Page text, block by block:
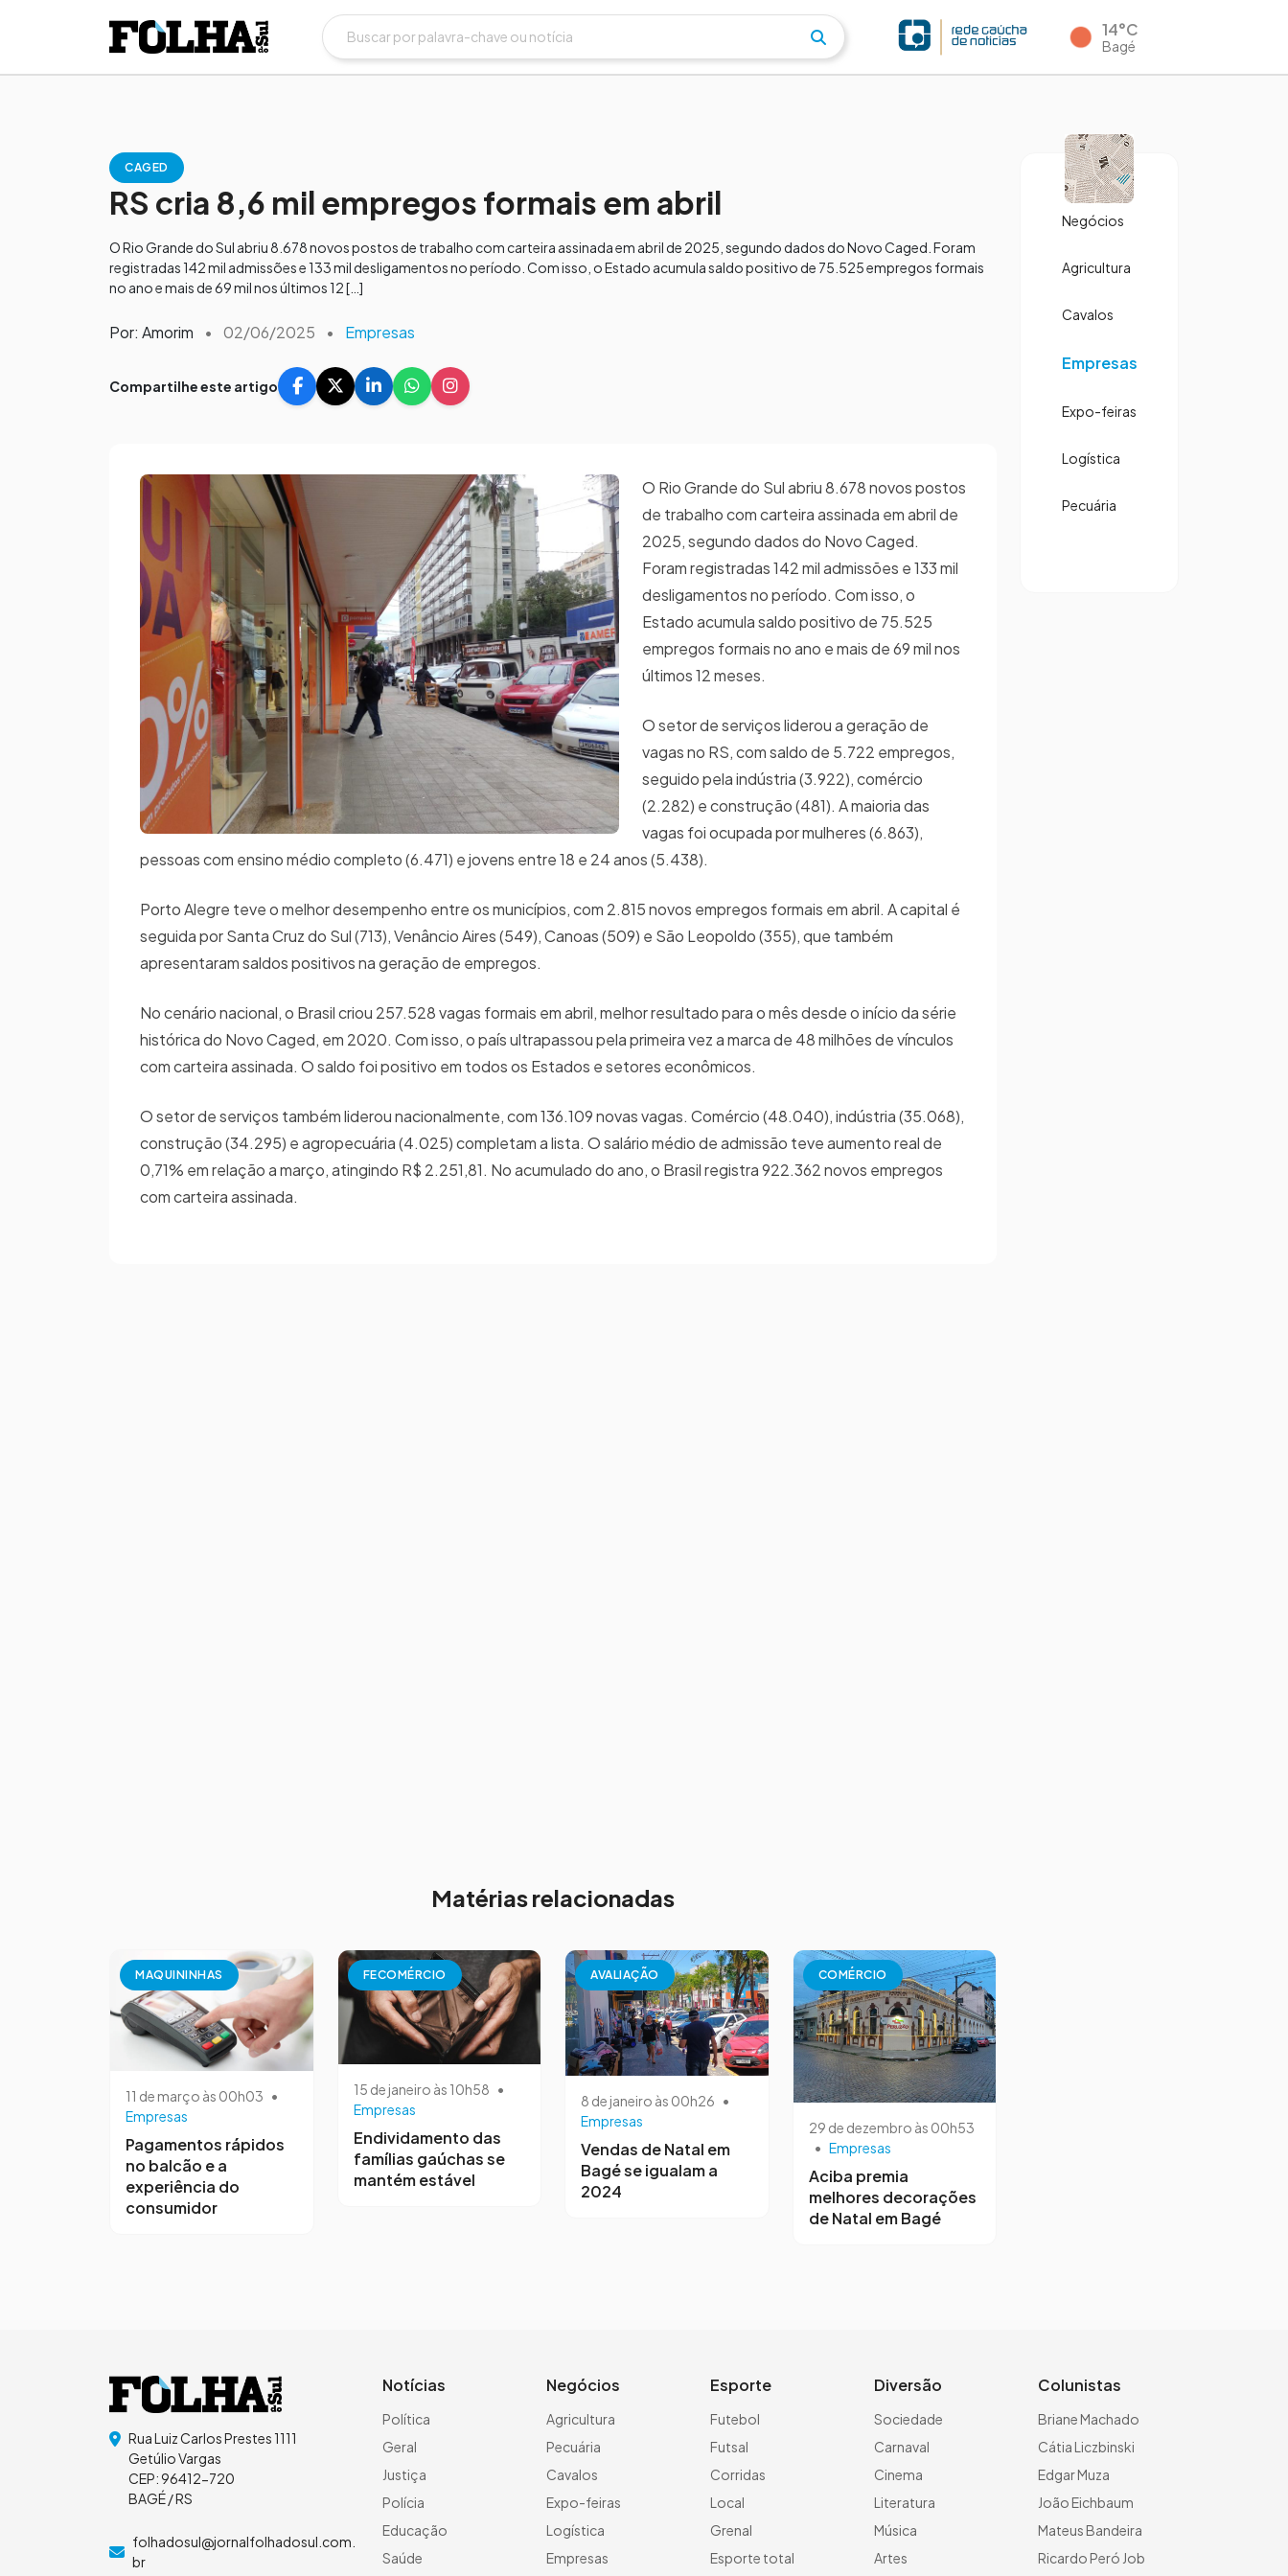
14°C
Bagé
CAGED
RS cria 8,6 mil empregos formais em abril
O Rio Grande do Sul abriu 8.678 novos postos de trabalho com carteira assinada em abril de 2025, segundo dados do Novo Caged. Foram
registradas 142 mil admissões e 133 mil desligamentos no período. Com isso, o Estado acumula saldo positivo de 75.525 empregos formais
no ano e mais de 69 mil nos últimos 12 […]
Por: Amorim • 02/06/2025 • Empresas
Compartilhe este artigo
O Rio Grande do Sul abriu 8.678 novos postos
de trabalho com carteira assinada em abril de
2025, segundo dados do Novo Caged.
Foram registradas 142 mil admissões e 133 mil
desligamentos no período. Com isso, o
Estado acumula saldo positivo de 75.525
empregos formais no ano e mais de 69 mil nos
últimos 12 meses.
O setor de serviços liderou a geração de
vagas no RS, com saldo de 5.722 empregos,
seguido pela indústria (3.922), comércio
(2.282) e construção (481). A maioria das
vagas foi ocupada por mulheres (6.863),
pessoas com ensino médio completo (6.471) e jovens entre 18 e 24 anos (5.438).
Porto Alegre teve o melhor desempenho entre os municípios, com 2.815 novos empregos formais em abril. A capital é
seguida por Santa Cruz do Sul (713), Venâncio Aires (549), Canoas (509) e São Leopoldo (355), que também
apresentaram saldos positivos na geração de empregos.
No cenário nacional, o Brasil criou 257.528 vagas formais em abril, melhor resultado para o mês desde o início da série
histórica do Novo Caged, em 2020. Com isso, o país ultrapassou pela primeira vez a marca de 48 milhões de vínculos
com carteira assinada. O saldo foi positivo em todos os Estados e setores econômicos.
O setor de serviços também liderou nacionalmente, com 136.109 novas vagas. Comércio (48.040), indústria (35.068),
construção (34.295) e agropecuária (4.025) completam a lista. O salário médio de admissão teve aumento real de
0,71% em relação a março, atingindo R$ 2.251,81. No acumulado do ano, o Brasil registra 922.362 novos empregos
com carteira assinada.
Matérias relacionadas
MAQUININHAS
11 de março às 00h03 •
Empresas
Pagamentos rápidos
no balcão e a
experiência do
consumidor
FECOMÉRCIO
15 de janeiro às 10h58 •
Empresas
Endividamento das
famílias gaúchas se
mantém estável
AVALIAÇÃO
8 de janeiro às 00h26 •
Empresas
Vendas de Natal em
Bagé se igualam a
2024
COMÉRCIO
29 de dezembro às 00h53
• Empresas
Aciba premia
melhores decorações
de Natal em Bagé
Negócios
Agricultura
Cavalos
Empresas
Expo-feiras
Logística
Pecuária
Rua Luiz Carlos Prestes 1111
Getúlio Vargas
CEP: 96412-720
BAGÉ / RS
folhadosul@jornalfolhadosul.com.
br
Notícias
Política
Geral
Justiça
Polícia
Educação
Saúde
Negócios
Agricultura
Pecuária
Cavalos
Expo-feiras
Logística
Empresas
Esporte
Futebol
Futsal
Corridas
Local
Grenal
Esporte total
Diversão
Sociedade
Carnaval
Cinema
Literatura
Música
Artes
Colunistas
Briane Machado
Cátia Liczbinski
Edgar Muza
João Eichbaum
Mateus Bandeira
Ricardo Peró Job